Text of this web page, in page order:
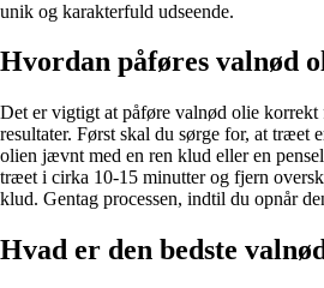
unik og karakterfuld udseende.
Hvordan påføres valnød
Det er vigtigt at påføre valnød olie korrekt
resultater. Først skal du sørge for, at træet
olien jævnt med en ren klud eller en
træet i cirka 10-15 minutter og fjern
klud. Gentag processen, indtil du opnår
Hvad er den bedste